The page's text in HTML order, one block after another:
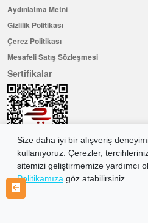
Size daha iyi bir alışveriş
kullanıyoruz. Çerezler,
sitemizi geliştirmemize yardımcı
Politikamıza göz atabilirsiniz.
Aydınlatma Metni
Gizlilik Politikası
Çerez Politikası
Mesafeli Satış Sözleşmesi
Sertifikalar
Hemen Üye Olun ...ve 100 ₺